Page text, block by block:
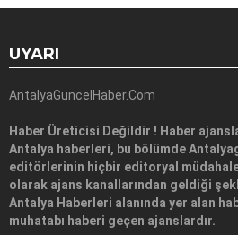
UYARI
AntalyaGuncelHaber.Com
Haber Üreticisi Değildir ! Haber
Antalya haberleri, bu bölümde
editörlerinin hiçbir editoryal
olarak ajans kanallarından geldiği
Antalya Haberleri alanında yer alan
muhatabı haberi geçen ajanslardır.